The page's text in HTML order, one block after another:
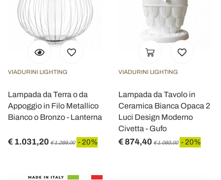
VIADURINI LIGHTING
Lampada da Terra o da
Appoggio in Filo Metallico
Bianco o Bronzo - Lanterna
€ 1.031,20 € 1.289,00 - 20%
VIADURINI LIGHTING
Lampada da Tavolo in
Ceramica Bianca Opaca 2
Luci Design Moderno
Civetta - Gufo
€ 874,40 € 1.093,00 - 20%